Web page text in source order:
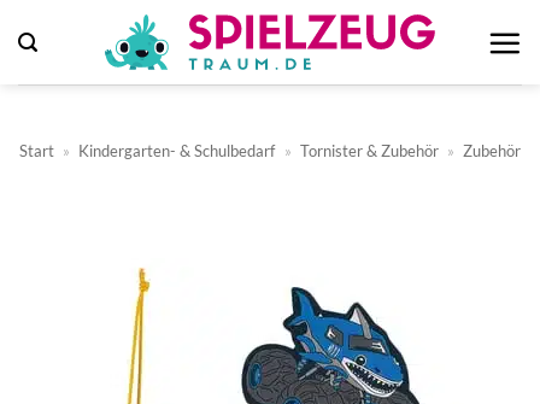
Inhalt
springen
Start » Kindergarten- & Schulbedarf » Tornister & Zubehör » Zubehör